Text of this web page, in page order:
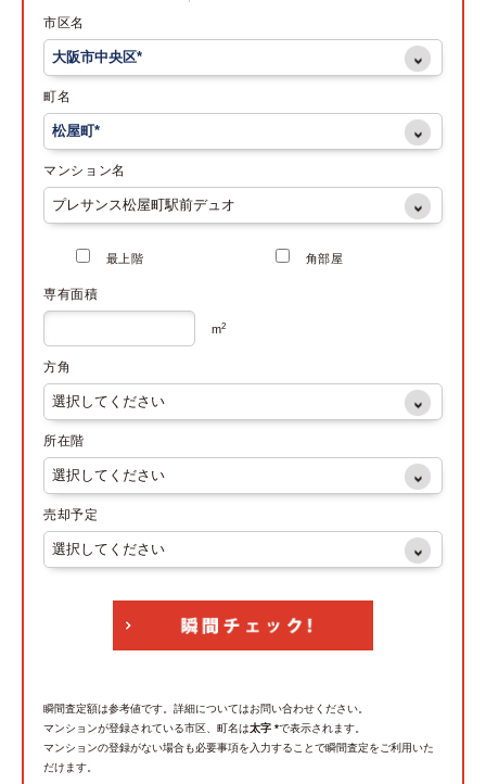
市区名
町名
マンション名
最上階 角部屋
専有面積
m2
方角
所在階
売却予定
瞬間査定額は参考値です。詳細についてはお問い合わせください。
マンションが登録されている市区、町名は太字 *で表示されます。
マンションの登録がない場合も必要事項を入力することで瞬間査定をご利用いた
だけます。